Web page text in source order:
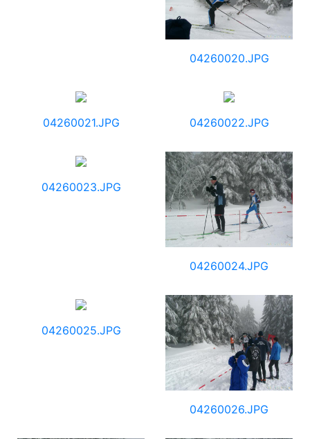
04260020.JPG
04260021.JPG 04260022.JPG
04260023.JPG
04260024.JPG
04260025.JPG
04260026.JPG